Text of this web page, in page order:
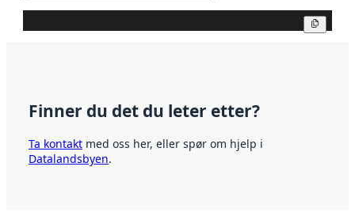
Finner du det du leter etter?
Ta kontakt med oss her, eller spør om hjelp i
Datalandsbyen.